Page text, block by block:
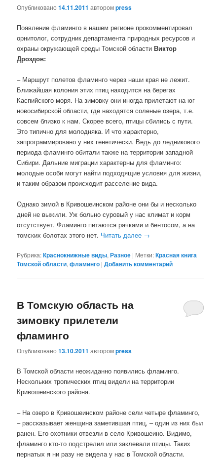
Опубликовано14.11.2011 авторомpress
Появление фламинго в нашем регионе прокомментировал
орнитолог, сотрудник департамента природных ресурсов и
охраны окружающей среды Томской областиВиктор
Дроздов:
– Маршрут полетов фламинго через наши края не лежит.
Ближайшая колония этих птиц находится на берегах
Каспийского моря. На зимовку они иногда прилетают на юг
новосибирской области, где находятся соленые озера, т.е.
совсем близко к нам. Скорее всего, птицы сбились с пути.
Это типично для молодняка. И что характерно,
запрограммировано у них генетически. Ведь до ледникового
периода фламинго обитали также на территории западной
Сибири. Дальние миграции характерны для фламинго:
молодые особи могут найти подходящие условия для жизни,
и таким образом происходит расселение вида.
Однако зимой в Кривошеинском районе они бы и несколько
дней не выжили. Уж больно суровый у нас климат и корм
отсутствует. Фламинго питаются рачками и бентосом, а на
томских болотах этого нет. Читать далее →
Рубрика:Краснокнижные виды,Разное | Метки:Красная книга
Томской области,фламинго |Добавить комментарий
В Томскую область на
зимовку прилетели
фламинго
Опубликовано13.10.2011 авторомpress
В Томской области неожиданно появились фламинго.
Нескольких тропических птиц видели на территории
Кривошеинского района.
– На озеро в Кривошеинском районе сели четыре фламинго,
– рассказывает женщина заметившая птиц, – один из них был
ранен. Его охотники отвезли в село Кривошеино. Видимо,
фламинго кто-то подстрелил или заклевали птицы. Таких
пернатых я ни разу не видела у нас в Томской области.